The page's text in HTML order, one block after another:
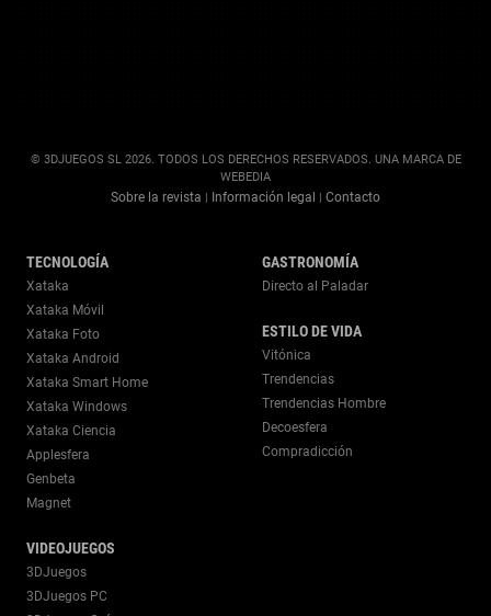
© 3DJUEGOS SL 2026. TODOS LOS DERECHOS RESERVADOS. UNA MARCA DE
WEBEDIA
Sobre la revista Información legal Contacto
TECNOLOGÍA
Xataka
Xataka Móvil
Xataka Foto
Xataka Android
Xataka Smart Home
Xataka Windows
Xataka Ciencia
Applesfera
Genbeta
Magnet
VIDEOJUEGOS
3DJuegos
3DJuegos PC
GASTRONOMÍA
Directo al Paladar
ESTILO DE VIDA
Vitónica
Trendencias
Trendencias Hombre
Decoesfera
Compradicción